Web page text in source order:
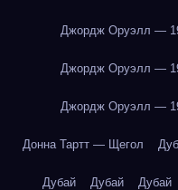
Джордж Оруэлл —
Джордж Оруэлл —
Джордж Оруэлл —
Донна Тартт — Щегол
Дубай Дубай Дубай